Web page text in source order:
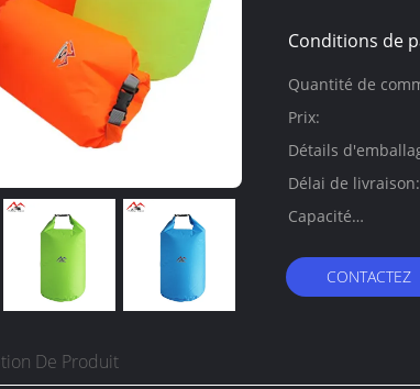
Conditions de
Quantité de
min:
Prix:
Détails
Délai de livraison:
Capacité
CONTACTEZ
De Produit